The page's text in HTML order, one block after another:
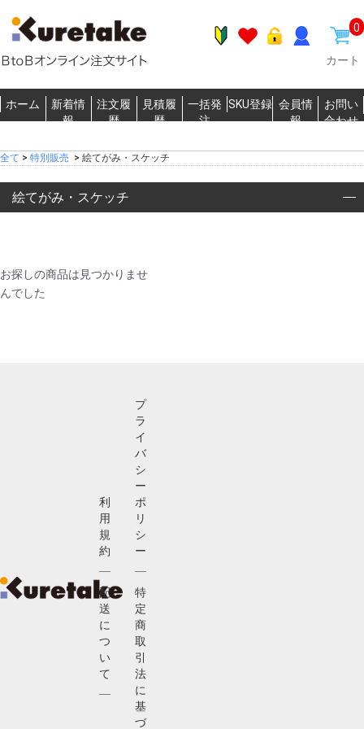
0
カート
ホーム
新着情
報
注文履
歴
見積履
歴
一括発
注
SKU登録 会員情
報
お問い
合わせ
全て > 特別販売 > 絵てがみ・スケッチ
絵てがみ・スケッチ
お探しの商品は見つかりませ
んでした
利
用
規
約
配
送
に
つ
い
て
プ
ラ
イ
バ
シ
ー
ポ
リ
シ
ー
特
定
商
取
引
法
に
基
づ